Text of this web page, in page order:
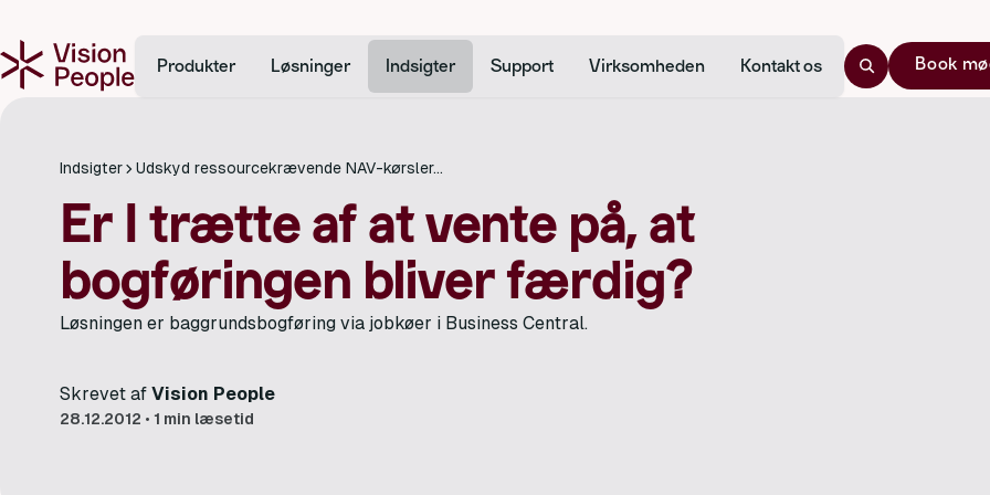
Produkter Løsninger Indsigter Support Virksomheden Kontakt os Book
Indsigter Udskyd ressourcekrævende NAV-kørsler...
Er I trætte af at vente på, at
bogføringen bliver færdig?
Løsningen er baggrundsbogføring via jobkøer i Business Central.
Skrevet afVision People
28.12.2012 • 1 min læsetid